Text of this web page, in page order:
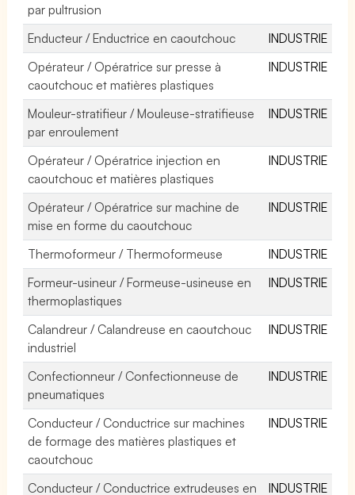
par pultrusion
Enducteur / Enductrice en caoutchouc
INDUSTRIE
Opérateur / Opératrice sur presse à
caoutchouc et matières plastiques
INDUSTRIE
Mouleur-stratifieur / Mouleuse-stratifieuse
par enroulement
INDUSTRIE
Opérateur / Opératrice injection en
caoutchouc et matières plastiques
INDUSTRIE
Opérateur / Opératrice sur machine de
mise en forme du caoutchouc
INDUSTRIE
Thermoformeur / Thermoformeuse
INDUSTRIE
Formeur-usineur / Formeuse-usineuse en
thermoplastiques
INDUSTRIE
Calandreur / Calandreuse en caoutchouc
industriel
INDUSTRIE
Confectionneur / Confectionneuse de
pneumatiques
INDUSTRIE
Conducteur / Conductrice sur machines
de formage des matières plastiques et
caoutchouc
INDUSTRIE
Conducteur / Conductrice extrudeuses en INDUSTRIE